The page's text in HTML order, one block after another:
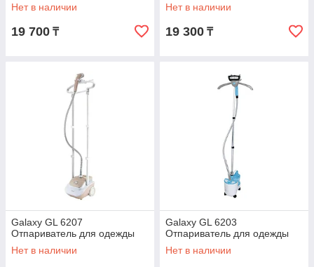
Нет в наличии
19 700 ₸
Нет в наличии
19 300 ₸
Galaxy GL 6207
Отпариватель для одежды
Нет в наличии
Galaxy GL 6203
Отпариватель для одежды
Нет в наличии